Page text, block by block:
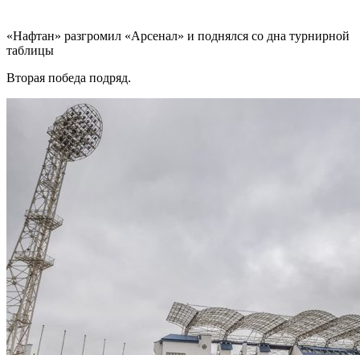
«Нафтан» разгромил «Арсенал» и поднялся со дна турнирной
таблицы
Вторая победа подряд.